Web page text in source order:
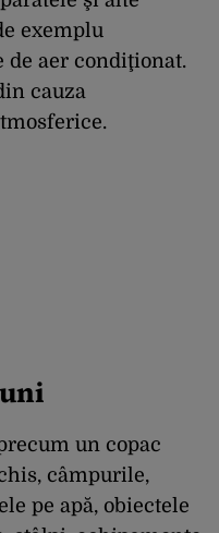
exemplu
de aer condiţionat.
cauza
un copac
câmpurile,
pe apă, obiectele